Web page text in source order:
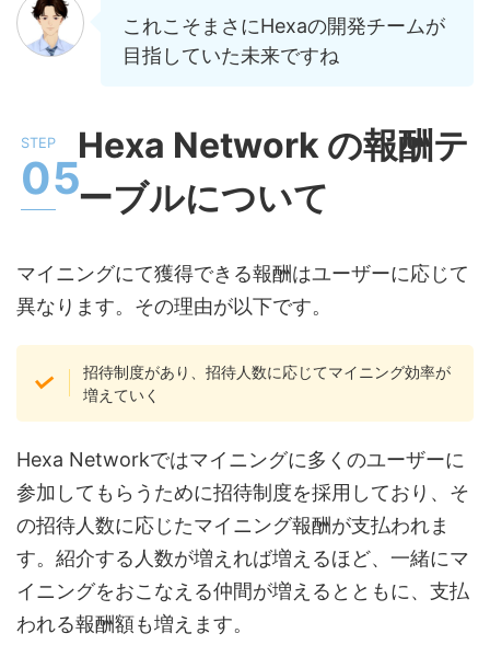
これこそまさにHexaの開発チームが
目指していた未来ですね
Hexa Network の報酬テ
ーブルについて
マイニングにて獲得できる報酬はユーザーに応じて
異なります。その理由が以下です。
招待制度があり、招待人数に応じてマイニング効率が
増えていく
Hexa Networkではマイニングに多くのユーザーに
参加してもらうために招待制度を採用しており、そ
の招待人数に応じたマイニング報酬が支払われま
す。紹介する人数が増えれば増えるほど、一緒にマ
イニングをおこなえる仲間が増えるとともに、支払
われる報酬額も増えます。